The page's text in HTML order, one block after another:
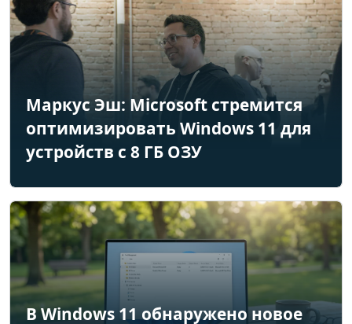
Маркус Эш: Microsoft стремится
оптимизировать Windows 11 для
устройств с 8 ГБ ОЗУ
В Windows 11 обнаружено новое